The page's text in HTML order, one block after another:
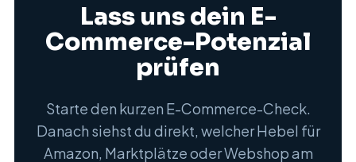
Lass uns dein E-
Commerce-Potenzial
prüfen
Starte den kurzen E-Commerce-Check.
Danach siehst du direkt, welcher Hebel für
Amazon, Marktplätze oder Webshop am